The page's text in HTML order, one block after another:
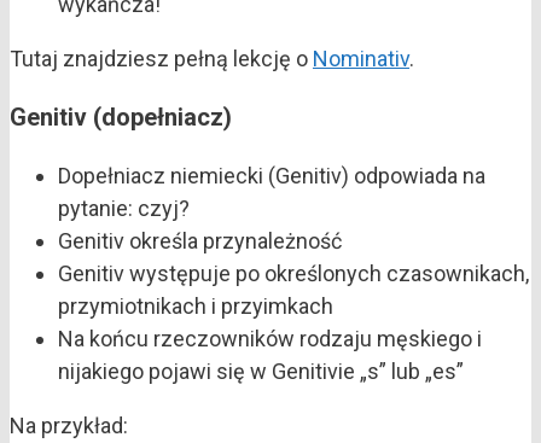
Tutaj znajdziesz pełną lekcję o Nominativ.
Genitiv (dopełniacz)
Dopełniacz niemiecki (Genitiv) odpowiada na
pytanie: czyj?
Genitiv określa przynależność
Genitiv występuje po określonych czasownikach,
przymiotnikach i przyimkach
Na końcu rzeczowników rodzaju męskiego i
nijakiego pojawi się w Genitivie „s” lub „es”
Na przykład: